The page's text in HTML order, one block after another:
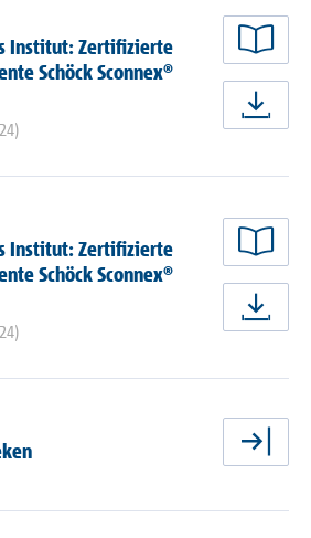
Institut: Zertifizierte
Schöck Sconnex®
Institut: Zertifizierte
Schöck Sconnex®